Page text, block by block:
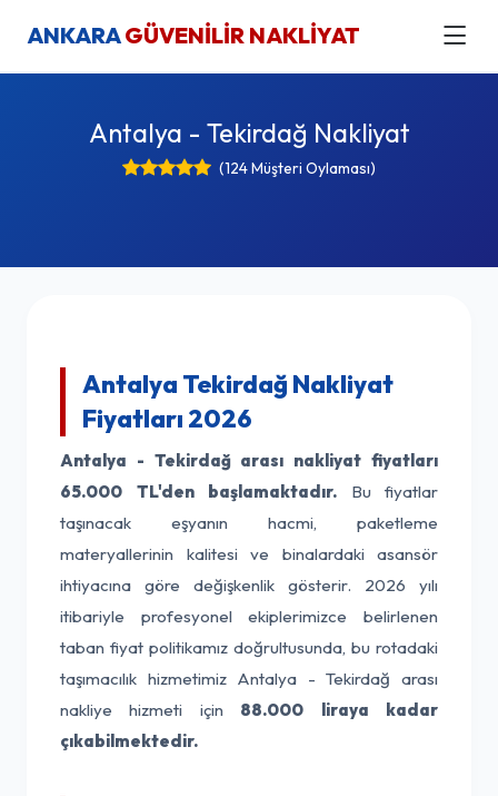
ANKARAGÜVENİLİR NAKLİYAT
Antalya - Tekirdağ Nakliyat
(124 Müşteri Oylaması)
Antalya Tekirdağ Nakliyat
Fiyatları 2026
Antalya - Tekirdağ arası nakliyat fiyatları
65.000 TL'den başlamaktadır. Bu fiyatlar
taşınacak eşyanın hacmi, paketleme
materyallerinin kalitesi ve binalardaki asansör
ihtiyacına göre değişkenlik gösterir. 2026 yılı
itibariyle profesyonel ekiplerimizce belirlenen
taban fiyat politikamız doğrultusunda, bu rotadaki
taşımacılık hizmetimiz Antalya - Tekirdağ arası
nakliye hizmeti için 88.000 liraya kadar
çıkabilmektedir.